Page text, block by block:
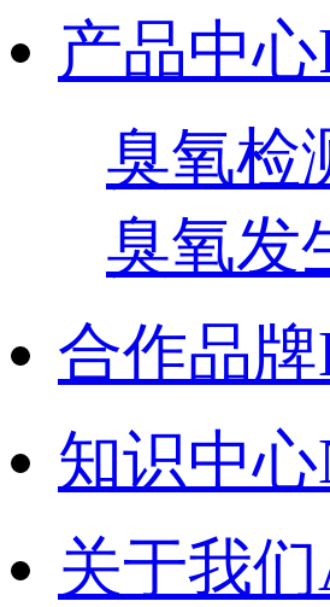
产品中心
臭氧检
臭氧发
合作品牌
知识中心
关于我们